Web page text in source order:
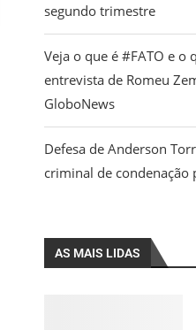
segundo trimestre
Veja o que é #FATO e o
entrevista de Romeu
GloboNews
Defesa de Anderson
criminal de
AS MAIS LIDAS